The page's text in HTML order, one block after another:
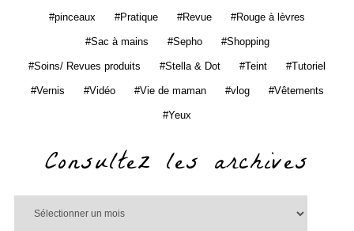
pinceaux Pratique Revue Rouge à lèvres
Sac à mains Sepho Shopping
Soins/ Revues produits Stella & Dot Teint Tutoriel
Vernis Vidéo Vie de maman vlog Vêtements
Yeux
Consultez les archives